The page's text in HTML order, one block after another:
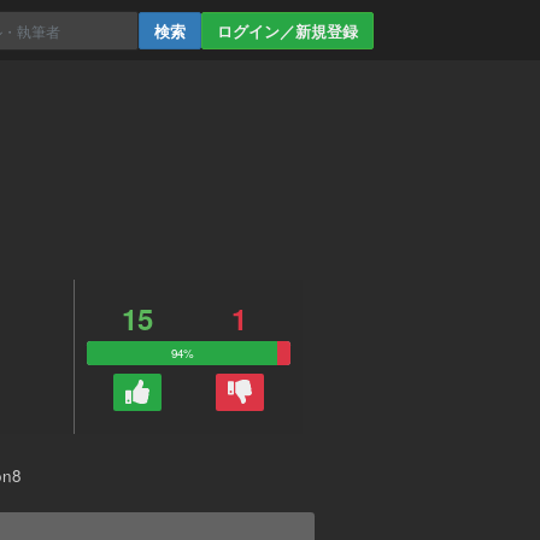
ログイン／新規登録
15 1
94%